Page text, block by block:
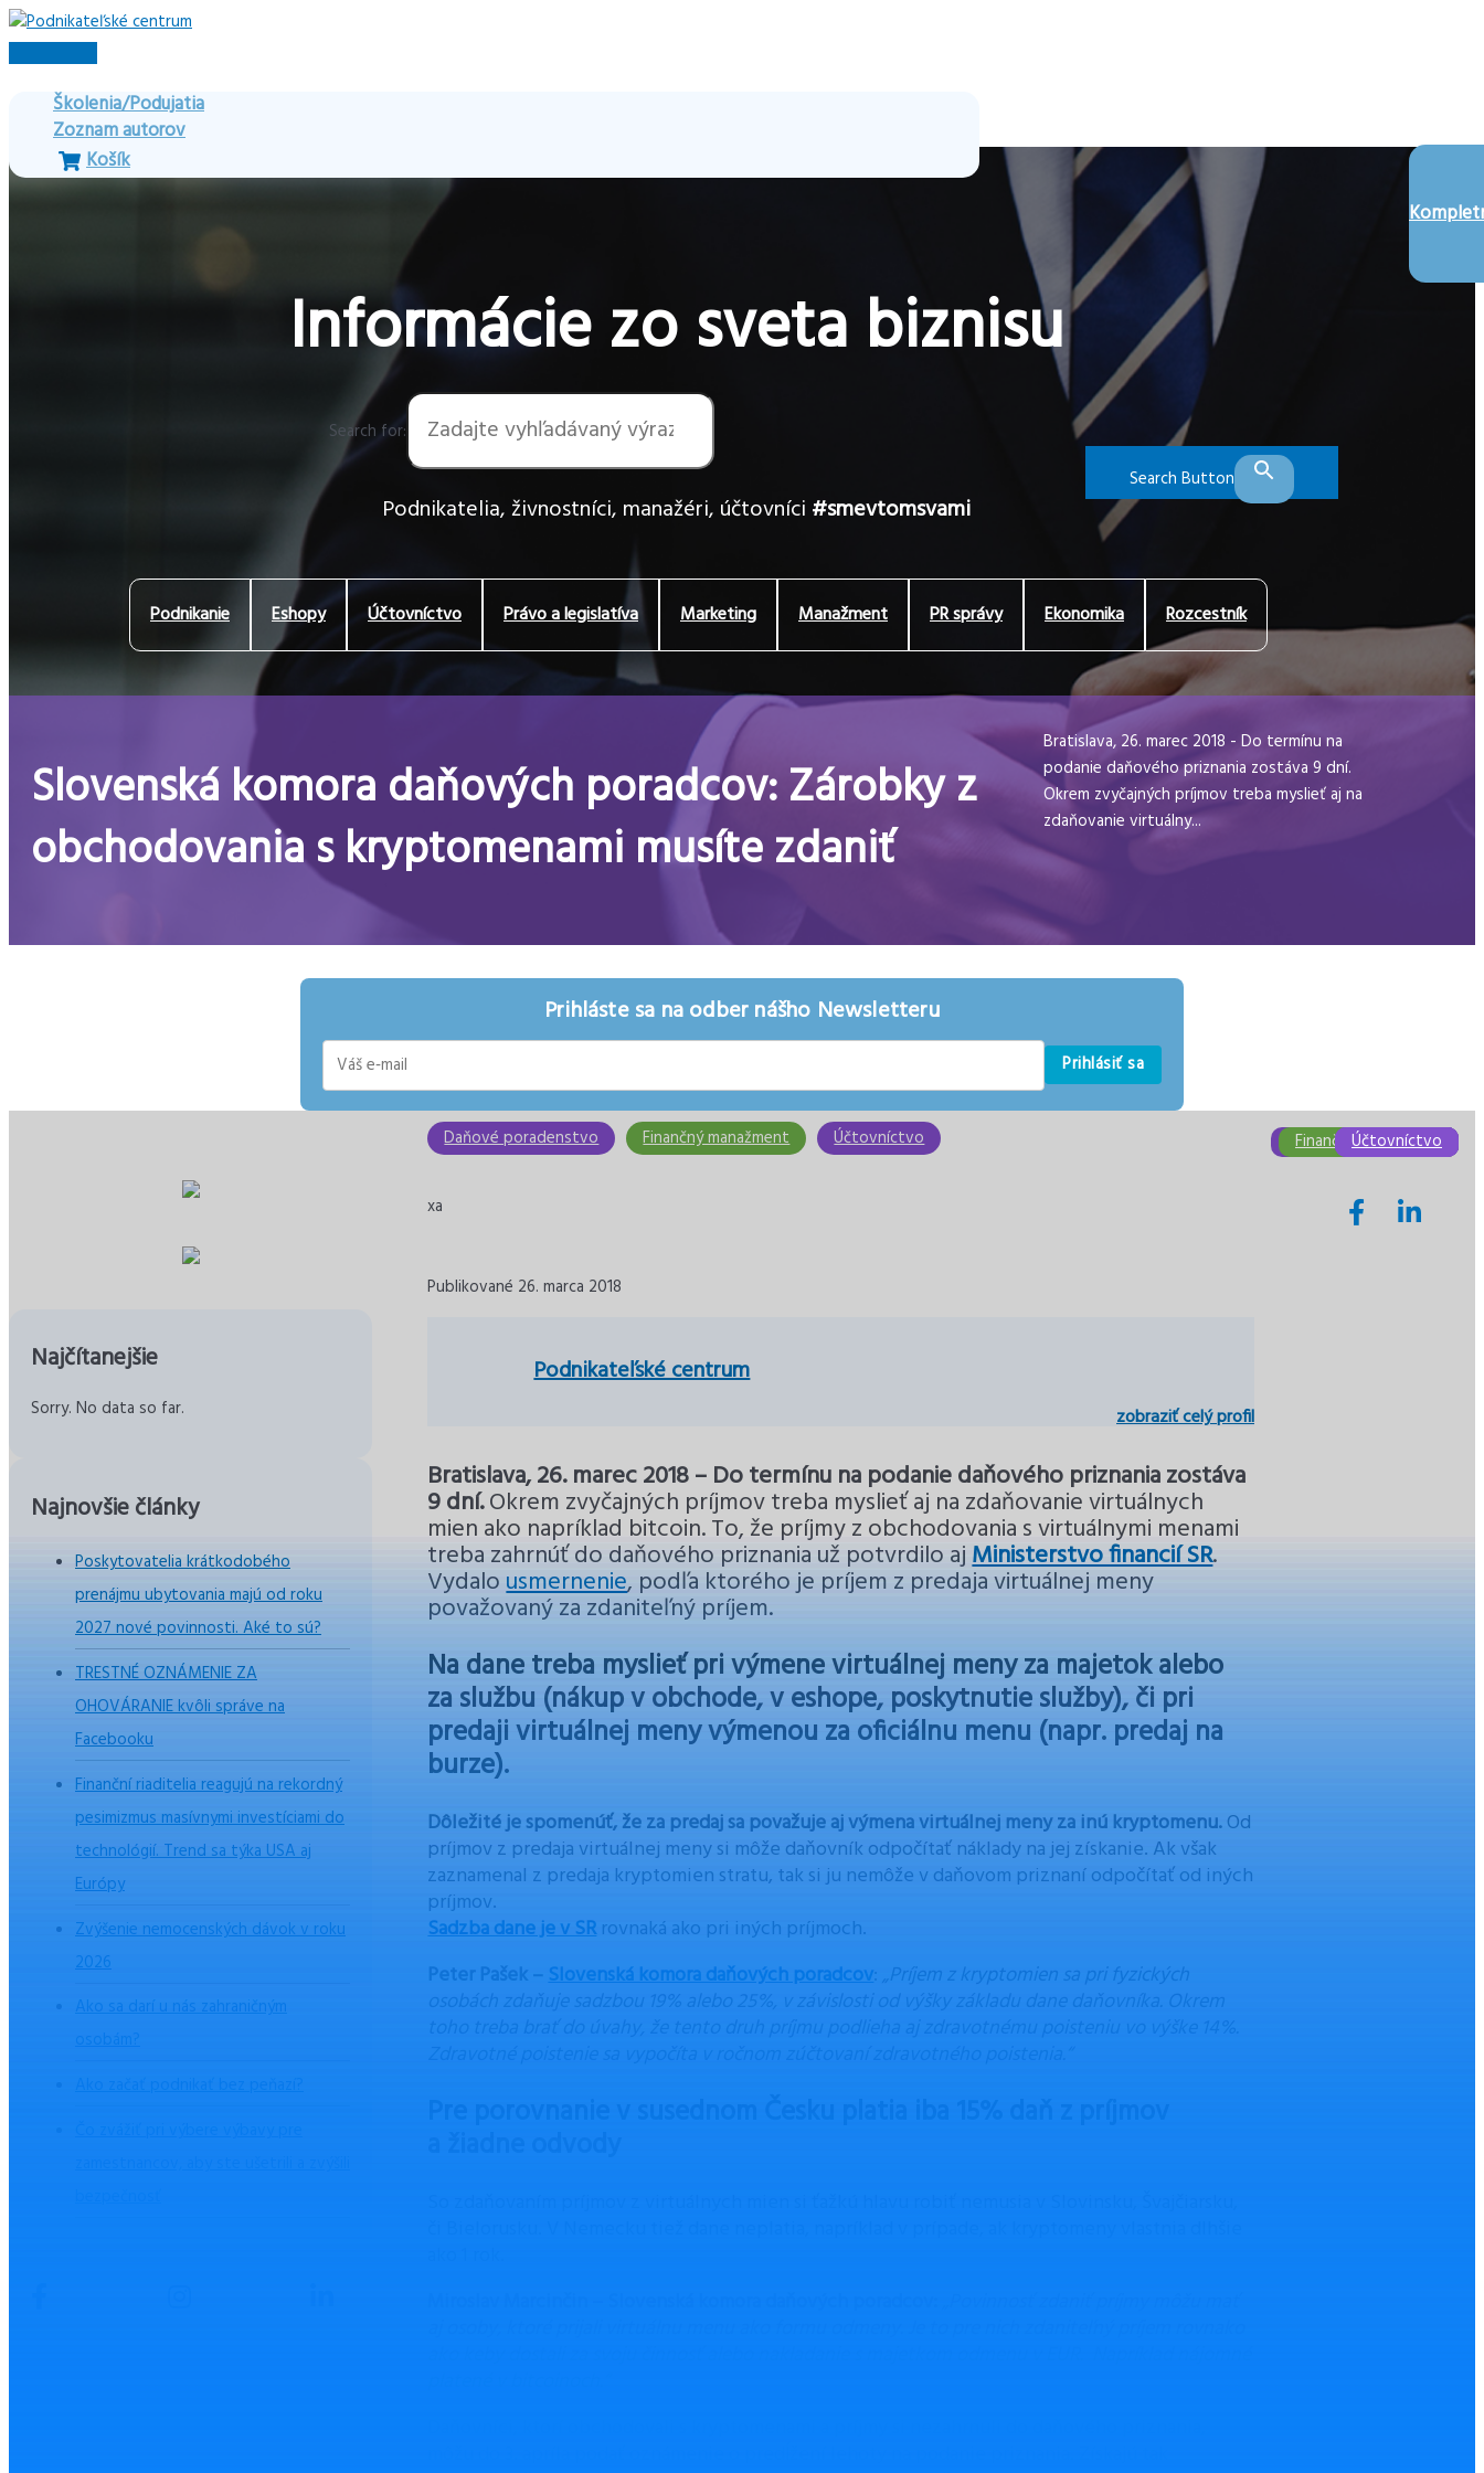
Preskočiť
na
Hlavné
Školenia/Podujatia
Zoznam autorov
Košík
Informácie zo sveta biznisu
Search for:
Search Button
Podnikatelia, živnostníci, manažéri, účtovníci #smevtomsvami
Podnikanie Eshopy Účtovníctvo Právo a legislatíva Marketing Manažment PR správy Ekonomika Rozcestník
Slovenská komora daňových poradcov: Zárobky z
obchodovania s kryptomenami musíte zdaniť
Bratislava, 26. marec 2018 - Do termínu na
podanie daňového priznania zostáva 9 dní.
Okrem zvyčajných príjmov treba myslieť aj na
zdaňovanie virtuálny...
Prihláste sa na odber nášho Newsletteru
Prihlásiť sa
Najčítanejšie
Sorry. No data so far.
Najnovšie články
Poskytovatelia krátkodobého
prenájmu ubytovania majú od roku
2027 nové povinnosti. Aké to sú?
TRESTNÉ OZNÁMENIE ZA
OHOVÁRANIE kvôli správe na
Facebooku
Finanční riaditelia reagujú na rekordný
pesimizmus masívnymi investíciami do
technológií. Trend sa týka USA aj
Európy
Zvýšenie nemocenských dávok v roku
2026
Ako sa darí u nás zahraničným
osobám?
Daňové poradenstvo Finančný manažment Účtovníctvo
xa
Publikované 26. marca 2018
Podnikateľské centrum
zobraziť celý profil
Bratislava, 26. marec 2018 – Do termínu na podanie daňového priznania zostáva
9 dní.Okrem zvyčajných príjmov treba myslieť aj na zdaňovanie virtuálnych
mien ako napríklad bitcoin. To, že príjmy z obchodovania s virtuálnymi menami
treba zahrnúť do daňového priznania už potvrdilo ajMinisterstvo financií SR.
Vydalousmernenie, podľa ktorého je príjem z predaja virtuálnej meny
považovaný za zdaniteľný príjem.
Na dane treba myslieť pri výmene virtuálnej meny za majetok alebo
za službu (nákup v obchode, v eshope, poskytnutie služby), či pri
predaji virtuálnej meny výmenou za oficiálnu menu (napr. predaj na
burze).
Dôležité je spomenúť, že za predaj sa považuje aj výmena virtuálnej meny za inú kryptomenu.Od
príjmov z predaja virtuálnej meny si môže daňovník odpočítať náklady na jej získanie. Ak však
zaznamenal z predaja kryptomien stratu, tak si ju nemôže v daňovom priznaní odpočítať od iných
príjmov.
Sadzba dane je v SRrovnaká ako pri iných príjmoch.
Peter Pašek –Slovenská komora daňových poradcov :„Príjem z kryptomien sa pri fyzických
Daňové poradenstvo
Finančný manažment
Účtovníctvo
Dane
Účtovníctvo
Účtovníctvo